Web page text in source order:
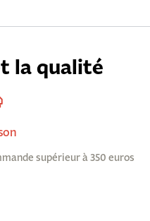
la qualité
supérieur à 350 euros